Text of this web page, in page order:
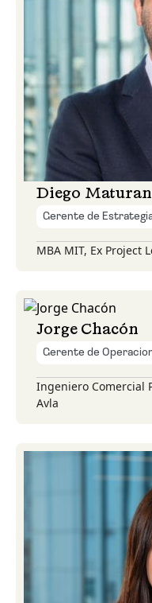
Diego
Gerente de
MBA MIT, Ex Project
Jorge Chacón
Gerente de
Ingeniero Comercial
Avla